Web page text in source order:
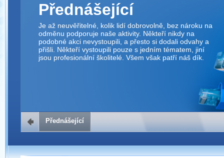
Přednášející
Je až neuvěřitelné, kolik lidí dobrovolně, bez nároku na
odměnu podporuje naše aktivity. Někteří nikdy na
podobné akci nevystoupili, a přesto si dodali odvahy a
přišli. Někteří vystoupili pouze s jedním tématem, jiní
jsou profesionální školitelé. Všem však patří náš dík.
Přednášející